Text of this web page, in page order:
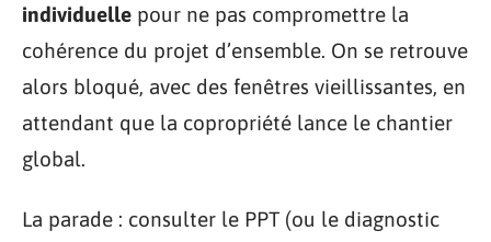
individuelle pour ne pas compromettre la
cohérence du projet d’ensemble. On se retrouve
alors bloqué, avec des fenêtres vieillissantes, en
attendant que la copropriété lance le chantier
global.
La parade : consulter le PPT (ou le diagnostic